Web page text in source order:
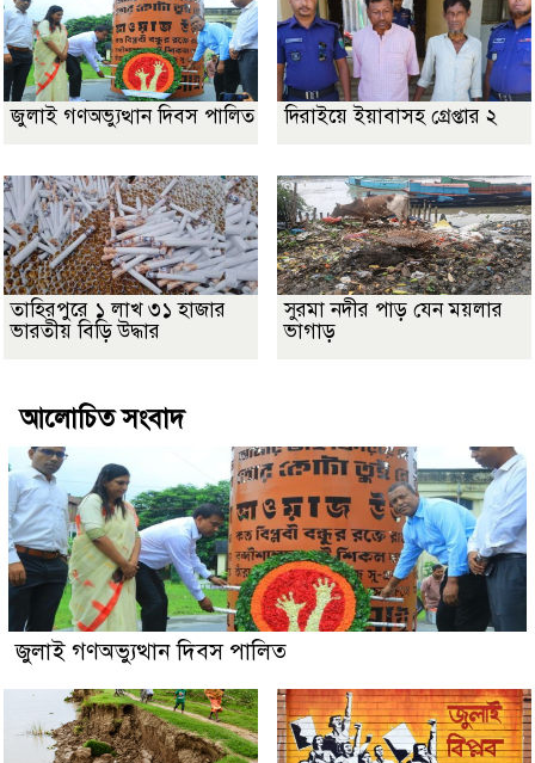
জুলাই গণঅভ্যুত্থান দিবস পালিত দিরাইয়ে ইয়াবাসহ গ্রেপ্তার ২
তাহিরপুরে ১ লাখ ৩১ হাজার
ভারতীয় বিড়ি উদ্ধার
সুরমা নদীর পাড় যেন ময়লার
ভাগাড়
আলোচিত সংবাদ
জুলাই গণঅভ্যুত্থান দিবস পালিত